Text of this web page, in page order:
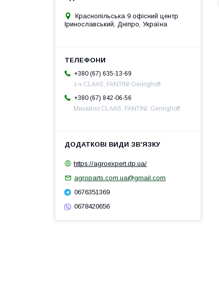
Краснопільська 9 офісний центр
Іринославський, Дніпро, Україна
+380 (67) 635-13-69
з.ч CLAAS, FANTINI Geringhoff
+380 (67) 842-06-56
Михайло CLAAS, FANTINI. Geringhoff
https://agroexpert.dp.ua/
agroparts.com.ua@gmail.com
0676351369
0678420656